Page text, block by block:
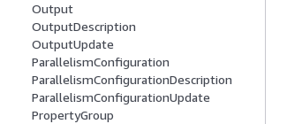
Output
OutputDescription
OutputUpdate
ParallelismConfiguration
ParallelismConfigurationDescription
ParallelismConfigurationUpdate
PropertyGroup